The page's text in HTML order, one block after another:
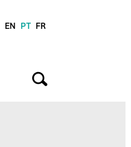
EN PT FR